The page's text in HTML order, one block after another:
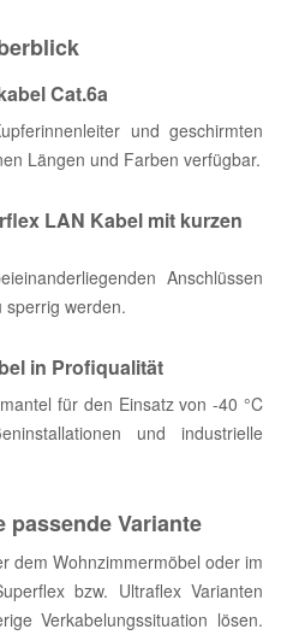
Cat.6a
und geschirmten
Längen und Farben verfügbar.
LAN Kabel mit kurzen
Anschlüssen
sperrig werden.
in Profiqualität
für den Einsatz von -40 °C
und industrielle
passende Variante
dem Wohnzimmermöbel oder im
bzw. Ultraflex Varianten
Verkabelungssituation lösen.